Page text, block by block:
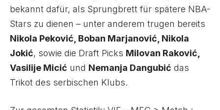
bekannt dafür, als Sprungbrett für spätere NBA-
Stars zu dienen – unter anderem trugen bereits
Nikola Peković, Boban Marjanović, Nikola
Jokić, sowie die Draft Picks Milovan Raković,
Vasilije Micić und Nemanja Dangubić das
Trikot des serbischen Klubs.